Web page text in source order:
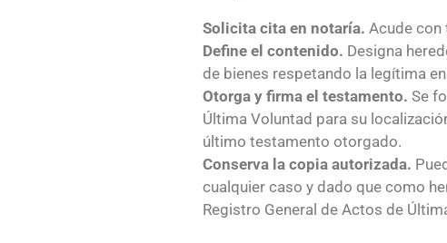
Solicita cita en notaría. Acude con
Define el contenido. Designa
de bienes respetando la legítima
Otorga y firma el testamento. Se
Última Voluntad para su
último testamento otorgado.
Conserva la copia autorizada.
cualquier caso y dado que como
Registro General de Actos de